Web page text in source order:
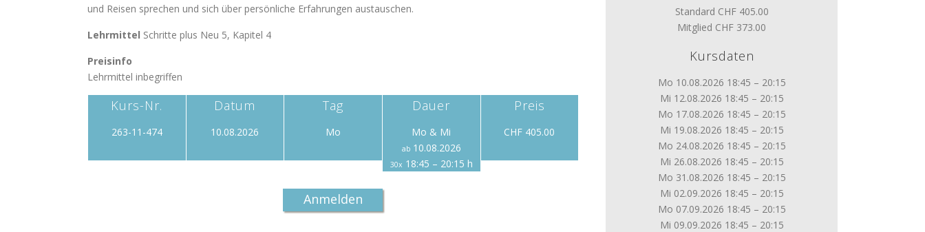
und Reisen sprechen und sich über persönliche Erfahrungen austauschen.
Lehrmittel Schritte plus Neu 5, Kapitel 4
Preisinfo
Lehrmittel inbegriffen
Kurs-Nr.
263-11-474
Datum
10.08.2026
Tag
Mo
Dauer
Mo & Mi
ab 10.08.2026
30x 18:45 – 20:15 h
Preis
CHF 405.00
Anmelden
Standard CHF 405.00
Mitglied CHF 373.00
Kursdaten
Mo 10.08.2026 18:45 – 20:15
Mi 12.08.2026 18:45 – 20:15
Mo 17.08.2026 18:45 – 20:15
Mi 19.08.2026 18:45 – 20:15
Mo 24.08.2026 18:45 – 20:15
Mi 26.08.2026 18:45 – 20:15
Mo 31.08.2026 18:45 – 20:15
Mi 02.09.2026 18:45 – 20:15
Mo 07.09.2026 18:45 – 20:15
Mi 09.09.2026 18:45 – 20:15